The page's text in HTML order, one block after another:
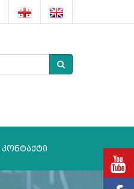
კონტაქტი